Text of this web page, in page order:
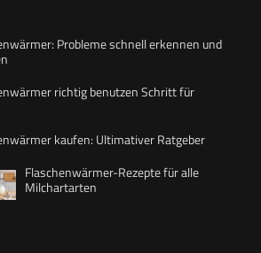
Probleme schnell erkennen und
richtig benutzen Schritt für
kaufen: Ultimativer Ratgeber
Flaschenwärmer-Rezepte für alle
Milchartarten